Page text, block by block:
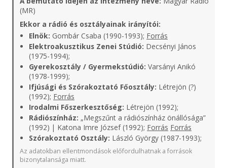
(MR)
Ekkor a rádió és osztályainak irányítói:
Elnök: Gombár Csaba (1990-1993); Forrás
Elektroakusztikus Zenei Stúdió: Decsényi János
(1975-1994);
Gyerekosztály / Gyermekstúdió: Varsányi Anikó
(1978-1999);
Ifjúsági és Szórakoztató Főosztály: Létrejön (?)
(1992); Forrás
Irodalmi Főszerkesztőség: Létrejön (1992);
Rádiószínház: „Megszűnt a rádiószínház önállósága”
(1992) | Katona Imre József (1992); Forrás Forrás
Szórakoztató Osztály: László György (1987-1993);
Az adatokban ellentmondások előfordulhatnak a források
bizonytalansága miatt.